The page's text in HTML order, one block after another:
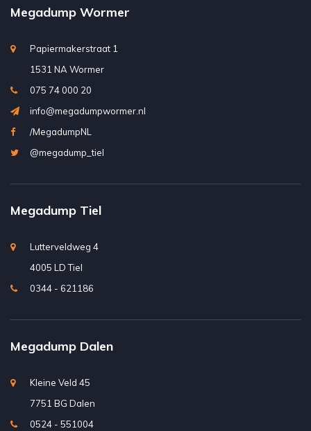
Megadump Wormer
Papiermakerstraat 1
1531 NA Wormer
075 74 000 20
info@megadumpwormer.nl
/MegadumpNL
@megadump_tiel
Megadump Tiel
Lutterveldweg 4
4005 LD Tiel
0344 - 621186
Megadump Dalen
Kleine Veld 45
7751 BG Dalen
0524 - 551004